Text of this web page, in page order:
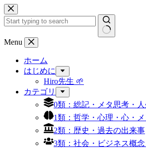
コ
ン
テ
ン
結
Menu
ホーム
はじめに
Hiro先生 🌱
カテゴリ
0類：総記・メタ思考・
1類：哲学・心理・心・
2類：歴史・過去の出来事
3類：社会・ビジネス概